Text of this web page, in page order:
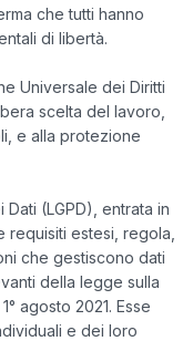
che tutti hanno
di libertà.
Universale dei Diritti
scelta del lavoro,
e alla protezione
(LGPD), entrata in
estesi, regola,
che gestiscono dati
della legge sulla
agosto 2021. Esse
e dei loro